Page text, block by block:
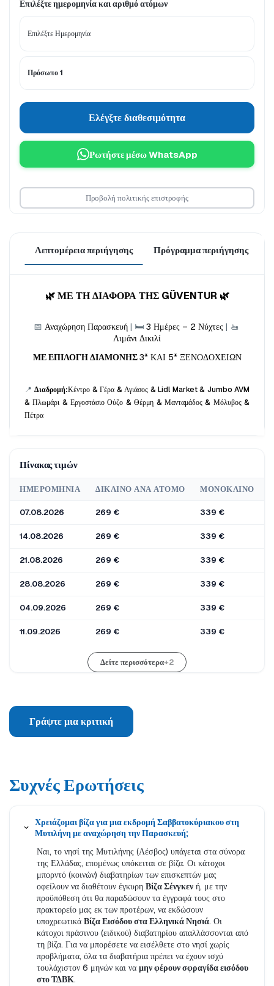
Επιλέξτε ημερομηνία και αριθμό ατόμων
Πρόσωπο 1
Ελέγξτε διαθεσιμότητα
Ρωτήστε μέσω WhatsApp
Προβολή πολιτικής επιστροφής
Λεπτομέρεια περιήγησης Πρόγραμμα περιήγησης
🌿 ΜΕ ΤΗ ΔΙΑΦΟΡΑ ΤΗΣ GÜVENTUR 🌿
📅 Αναχώρηση Παρασκευή | 🛏️ 3 Ημέρες – 2 Νύχτες
Λιμάνι Δικιλί
ΜΕ ΕΠΙΛΟΓΗ ΔΙΑΜΟΝΗΣ 3* ΚΑΙ 5* ΞΕΝΟΔΟΧΕΙΩΝ
📍 Διαδρομή:Κέντρο & Γέρα & Αγιάσος & Lidl Market & Jumbo AVM
& Πλωμάρι & Εργοστάσιο Ούζο & Θέρμη & Μανταμάδος & Μόλυβος &
Πέτρα
Πίνακας τιμών
ΗΜΕΡΟΜΗΝΊΑ ΔΊΚΛΙΝΟ ΑΝΆ ΆΤΟΜΟ ΜΟΝΌΚΛΙΝΟ
07.08.2026 269 € 339 €
14.08.2026 269 € 339 €
21.08.2026 269 € 339 €
28.08.2026 269 € 339 €
04.09.2026 269 € 339 €
11.09.2026 269 € 339 €
Δείτε περισσότερα+2
Γράψτε μια κριτική
Συχνές Ερωτήσεις
Χρειάζομαι βίζα για μια εκδρομή Σαββατοκύριακου στη
Μυτιλήνη με αναχώρηση την Παρασκευή;
Ναι, το νησί της Μυτιλήνης (Λέσβος) υπάγεται στα σύνορα
της Ελλάδας, επομένως υπόκειται σε βίζα. Οι κάτοχοι
μπορντό (κοινών) διαβατηρίων των επισκεπτών μας
οφείλουν να διαθέτουν έγκυρη Βίζα Σένγκεν ή, με την
προϋπόθεση ότι θα παραδώσουν τα έγγραφά τους στο
πρακτορείο μας εκ των προτέρων, να εκδώσουν
υποχρεωτικά Βίζα Εισόδου στα Ελληνικά Νησιά. Οι
κάτοχοι πράσινου (ειδικού) διαβατηρίου απαλλάσσονται από
τη βίζα. Για να μπορέσετε να εισέλθετε στο νησί χωρίς
προβλήματα, όλα τα διαβατήρια πρέπει να έχουν ισχύ
τουλάχιστον 6 μηνών και να μην φέρουν σφραγίδα εισόδου
στο ΤΔΒΚ.